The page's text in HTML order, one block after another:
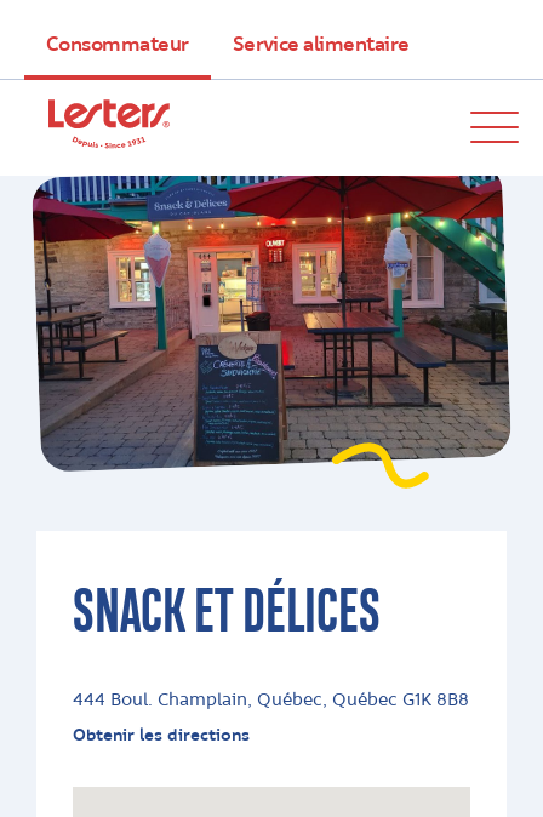
Consommateur Service alimentaire
SNACK ET DÉLICES
444 Boul. Champlain, Québec, Québec G1K 8B8
Obtenir les directions